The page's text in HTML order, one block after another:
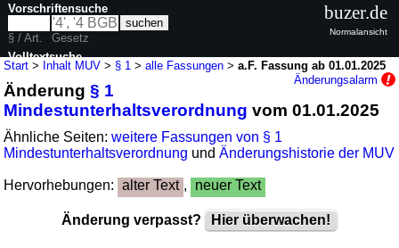
Start > Inhalt MUV > § 1 >alle Fassungen >a.F. Fassung ab 01.01.2025
Änderungsalarm
Änderung§ 1
Mindestunterhaltsverordnung vom 01.01.2025
Ähnliche Seiten:weitere Fassungen von § 1
Mindestunterhaltsverordnung undÄnderungshistorie der MUV
Hervorhebungen: alter Text , neuer Text
Änderung verpasst? Hier überwachen!
Vorschriftensuche
§ / Art.
Gesetz
Volltextsuche
nur in MUV
buzer.de
Normalansicht